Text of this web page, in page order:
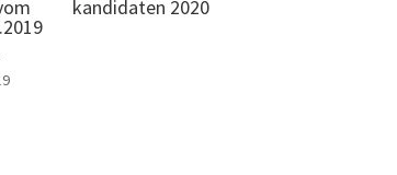
kandidaten 2020